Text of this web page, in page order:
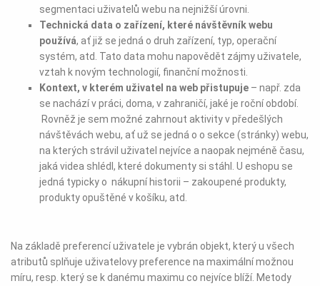
segmentaci uživatelů webu na nejnižší úrovni.
Technická data o zařízení, které návštěvník webu
používá, ať již se jedná o druh zařízení, typ, operační
systém, atd. Tato data mohu napovědět zájmy uživatele,
vztah k novým technologií, finanční možnosti.
Kontext, v kterém uživatel na web přistupuje – např. zda
se nachází v práci, doma, v zahraničí, jaké je roční období.
Rovněž je sem možné zahrnout aktivity v předešlých
návštěvách webu, ať už se jedná o o sekce (stránky) webu,
na kterých strávil uživatel nejvíce a naopak nejméně času,
jaká videa shlédl, které dokumenty si stáhl. U eshopu se
jedná typicky o nákupní historii – zakoupené produkty,
produkty opuštěné v košíku, atd.
Na základě preferencí uživatele je vybrán objekt, který u všech
atributů splňuje uživatelovy preference na maximální možnou
míru, resp. který se k danému maximu co nejvíce blíží. Metody